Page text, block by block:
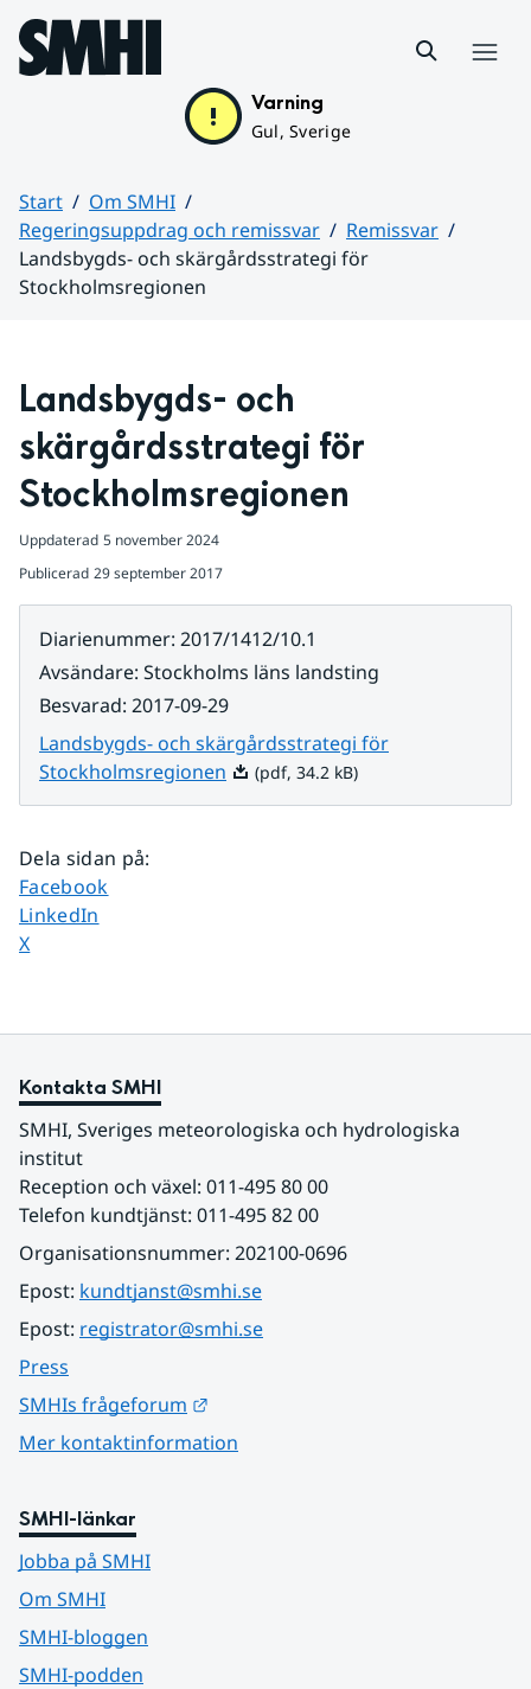
Hoppa till sidans innehåll
Varning
Gul, Sverige
Start
Om SMHI
Regeringsuppdrag och remissvar
Remissvar
Landsbygds- och skärgårdsstrategi för
Stockholmsregionen
Landsbygds- och
skärgårdsstrategi för
Stockholmsregionen
Uppdaterad 5 november 2024
Publicerad 29 september 2017
Diarienummer: 2017/1412/10.1
Avsändare: Stockholms läns landsting
Besvarad: 2017-09-29
Landsbygds- och skärgårdsstrategi för
Stockholmsregionen Pdf, 34.2 kB.
(pdf, 34.2 kB)
Dela sidan på:
Dela sidan på
Facebook
Dela sidan på
LinkedIn
Dela sidan på
X
Kontakta SMHI
SMHI, Sveriges meteorologiska och hydrologiska
institut
Reception och växel: 011-495 80 00
Telefon kundtjänst: 011-495 82 00
Organisationsnummer: 202100-0696
Epost: kundtjanst@smhi.se
Epost: registrator@smhi.se
Press
SMHIs frågeforum
Mer kontaktinformation
SMHI-länkar
Jobba på SMHI
Om SMHI
SMHI-bloggen
SMHI-podden